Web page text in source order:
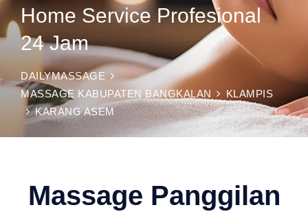
Home Service Profesional
24 Jam
DAILYMASSAGE
MASSAGE KABUPATEN BANGKALAN
KLAMPIS
KARANG ASEM
Massage Panggilan